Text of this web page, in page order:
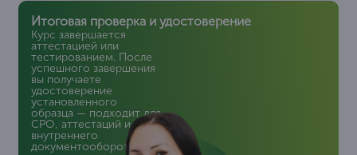
Итоговая проверка и удостоверение
Курс завершается
аттестацией или
тестированием. После
успешного завершения
вы получаете
удостоверение
установленного
образца — подходит для
СРО, аттестаций и
внутреннего
документооборота.